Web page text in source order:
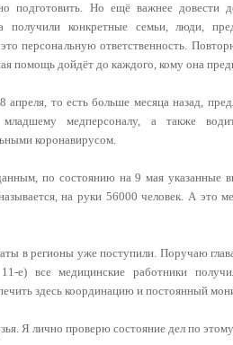
подготовить. Но ещё важнее довести
получили конкретные семьи, люди,
персональную ответственность.
помощь дойдёт до каждого, кому она
то есть больше месяца назад,
медперсоналу, а также
коронавирусом.
по состоянию на 9 мая указанные
на руки 56000 человек. А это
в регионы уже поступили. Поручаю
е) все медицинские работники
здесь координацию и постоянный
Я лично проверю состояние дел по